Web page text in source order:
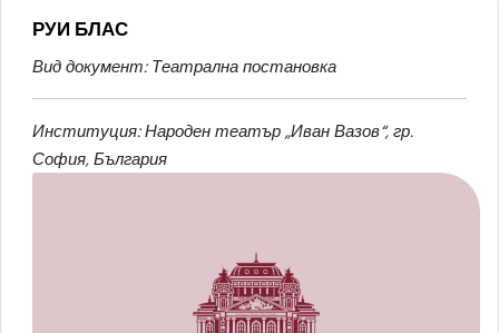
РУИ БЛАС
Вид документ: Театрална постановка
Институция: Народен театър „Иван Вазов“, гр.
София, България